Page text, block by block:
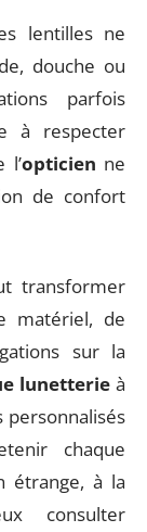
lentilles ne
douche ou
parfois
à respecter
l’opticien ne
de confort
transformer
matériel, de
sur la
lunetterie à
personnalisés
chaque
étrange, à la
consulter